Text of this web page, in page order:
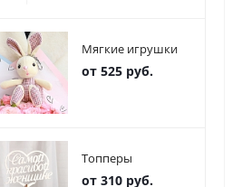
Мягкие игрушки
от 525 руб.
Топперы
от 310 руб.